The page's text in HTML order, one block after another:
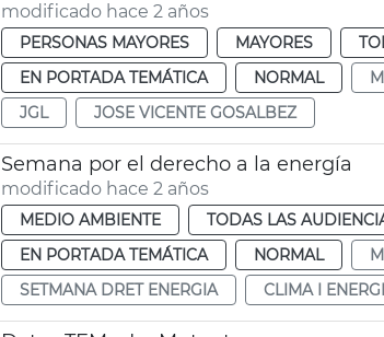
modificado hace 2 años
PERSONAS MAYORES MAYORES
EN PORTADA TEMÁTICA
NORMAL
JGL
JOSE VICENTE GOSALBEZ
Semana por el derecho a la energía
modificado hace 2 años
MEDIO AMBIENTE TODAS LAS
EN PORTADA TEMÁTICA
NORMAL
SETMANA DRET ENERGIA
CLIMA I